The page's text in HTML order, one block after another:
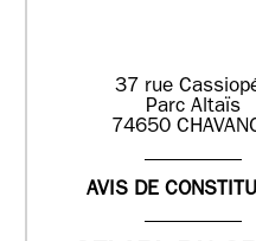
37 rue
Parc Altaïs
74650
AVIS DE